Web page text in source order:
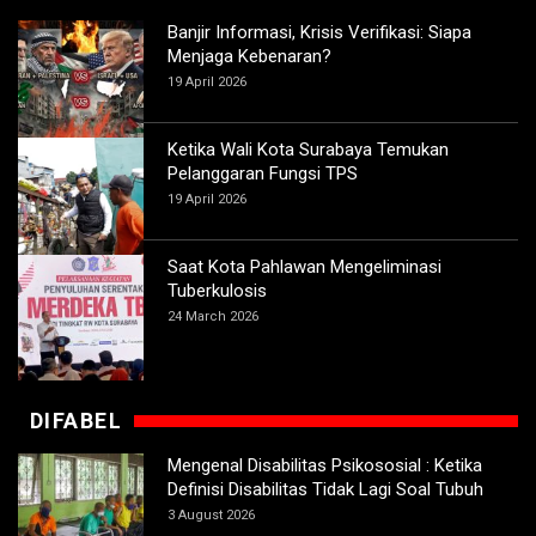
Banjir Informasi, Krisis Verifikasi: Siapa
Menjaga Kebenaran?
19 April 2026
Ketika Wali Kota Surabaya Temukan
Pelanggaran Fungsi TPS
19 April 2026
Saat Kota Pahlawan Mengeliminasi
Tuberkulosis
24 March 2026
DIFABEL
Mengenal Disabilitas Psikososial : Ketika
Definisi Disabilitas Tidak Lagi Soal Tubuh
3 August 2026